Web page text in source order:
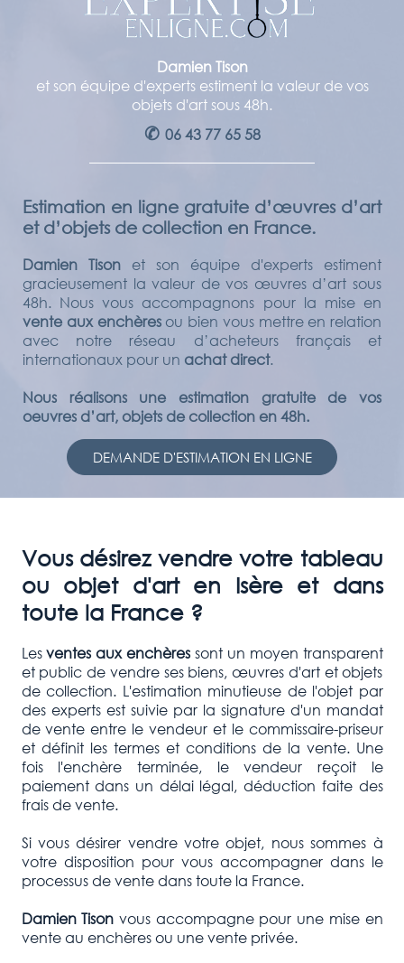
Damien Tison
et son équipe d'experts estiment la valeur de vos
objets d'art sous 48h.
✆ 06 43 77 65 58
Estimation en ligne gratuite d’œuvres d’art
et d’objets de collection en France.
Damien Tison et son équipe d'experts estiment
gracieusement la valeur de vos œuvres d’art sous
48h. Nous vous accompagnons pour la mise en
vente aux enchèresou bien vous mettre en relation
avec notre réseau d’acheteurs français et
internationaux pour un achat direct.
Nous réalisons une estimation gratuite de vos
oeuvres d’art, objets de collection en 48h.
DEMANDE D'ESTIMATION EN LIGNE
Vous désirez vendre votre tableau
ou objet d'art en Isère et dans
toute la France ?
Lesventes aux enchères sont un moyen transparent
et public de vendre ses biens, œuvres d'art et objets
de collection. L'estimation minutieuse de l'objet par
des experts est suivie par la signature d'un mandat
de vente entre le vendeur et le commissaire-priseur
et définit les termes et conditions de la vente. Une
fois l'enchère terminée, le vendeur reçoit le
paiement dans un délai légal, déduction faite des
frais de vente.
Si vous désirer vendre votre objet, nous sommes à
votre disposition pour vous accompagner dans le
processus de vente dans toute la France.
Damien Tison vous accompagne pour une mise en
vente au enchères ou une vente privée.